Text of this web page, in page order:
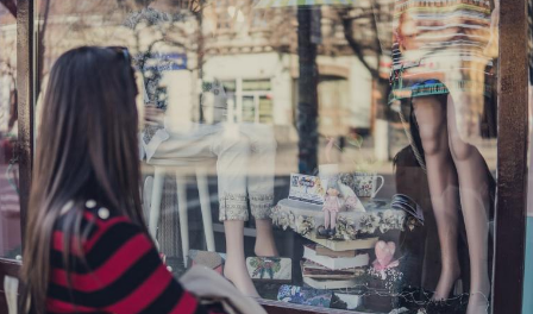
Развитие и поддержка интернет-
витрины StepClub
Смотреть проект